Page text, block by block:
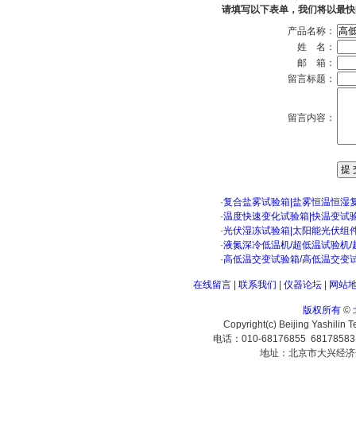
请填写以下表单，我们将以最
产品名称：
姓 名：
邮 箱：
留言标题：
留言内容：
·复合盐雾试验箱|盐雾恒温恒湿
·温度快速变化试验箱|快温变试
·光伏湿冻试验箱|太阳能光伏组
·液氮深冷低温机/超低温试验机/
·高低温交变试验箱/高低温交变
在线留言| 联系我们 仪器论坛| 网站
版权所有©
Copyright(c) Beijing Yashilin
电话：010-68176855
地址：北京市大兴经